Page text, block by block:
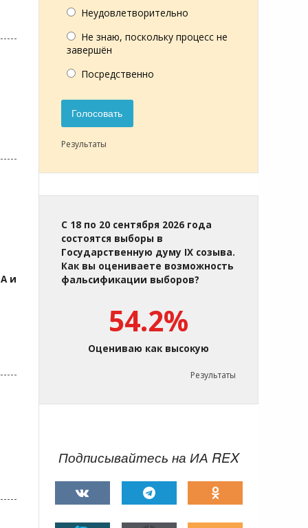
и
Неудовлетворительно
Не знаю, поскольку процесс не
завершён
Посредственно
Голосовать
Результаты
С 18 по 20 сентября 2026 года
состоятся выборы в
Государственную думу IX созыва.
Как вы оцениваете возможность
фальсификации выборов?
54.2%
Оцениваю как высокую
Результаты
Подписывайтесь на ИА REX